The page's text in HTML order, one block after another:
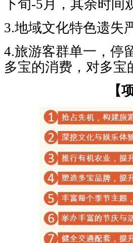
下旬-5月，其余时间
3.地域文化特色遗失
4.旅游客群单一，停
多宝的消费，对多
【